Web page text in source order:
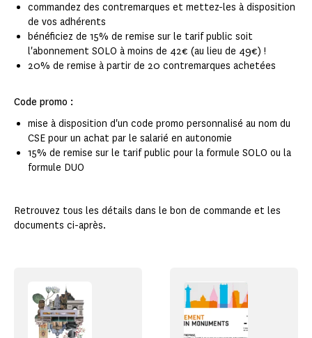
commandez des contremarques et mettez-les à disposition
de vos adhérents
bénéficiez de 15% de remise sur le tarif public soit
l'abonnement SOLO à moins de 42€ (au lieu de 49€) !
20% de remise à partir de 20 contremarques achetées
Code promo :
mise à disposition d'un code promo personnalisé au nom du
CSE pour un achat par le salarié en autonomie
15% de remise sur le tarif public pour la formule SOLO ou la
formule DUO
Retrouvez tous les détails dans le bon de commande et les
documents ci-après.